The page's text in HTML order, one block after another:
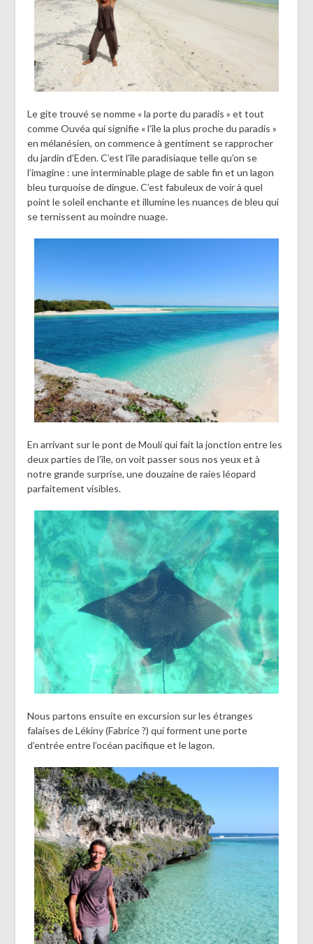
Le gite trouvé se nomme « la porte du paradis » et tout
comme Ouvéa qui signifie « l’île la plus proche du paradis »
en mélanésien, on commence à gentiment se rapprocher
du jardin d’Eden. C’est l’île paradisiaque telle qu’on se
l’imagine : une interminable plage de sable fin et un lagon
bleu turquoise de dingue. C’est fabuleux de voir à quel
point le soleil enchante et illumine les nuances de bleu qui
se ternissent au moindre nuage.
En arrivant sur le pont de Mouli qui fait la jonction entre les
deux parties de l’île, on voit passer sous nos yeux et à
notre grande surprise, une douzaine de raies léopard
parfaitement visibles.
Nous partons ensuite en excursion sur les étranges
falaises de Lékiny (Fabrice ?) qui forment une porte
d’entrée entre l’océan pacifique et le lagon.